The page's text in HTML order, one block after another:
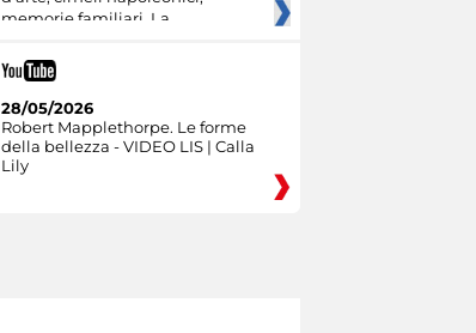
memorie familiari. La
28/05/2026
Robert Mapplethorpe. Le forme
della bellezza - VIDEO LIS | Calla
Lily